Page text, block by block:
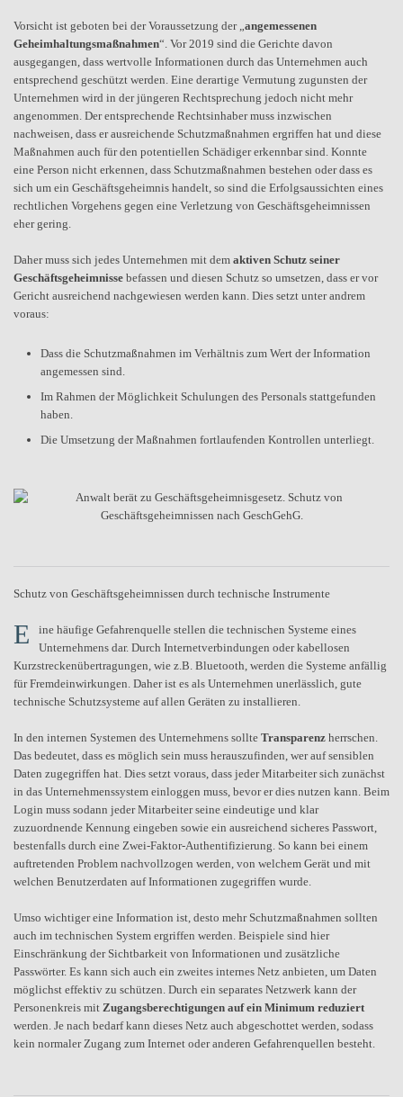
Vorsicht ist geboten bei der Voraussetzung der „ angemessenen
Geheimhaltungsmaßnahmen“. Vor 2019 sind die Gerichte davon
ausgegangen, dass wertvolle Informationen durch das Unternehmen auch
entsprechend geschützt werden. Eine derartige Vermutung zugunsten der
Unternehmen wird in der jüngeren Rechtsprechung jedoch nicht mehr
angenommen. Der entsprechende Rechtsinhaber muss inzwischen
nachweisen, dass er ausreichende Schutzmaßnahmen ergriffen hat und diese
Maßnahmen auch für den potentiellen Schädiger erkennbar sind. Konnte
eine Person nicht erkennen, dass Schutzmaßnahmen bestehen oder dass es
sich um ein Geschäftsgeheimnis handelt, so sind die Erfolgsaussichten eines
rechtlichen Vorgehens gegen eine Verletzung von Geschäftsgeheimnissen
eher gering.
Daher muss sich jedes Unternehmen mit dem aktiven Schutz seiner
Geschäftsgeheimnisse befassen und diesen Schutz so umsetzen, dass er vor
Gericht ausreichend nachgewiesen werden kann. Dies setzt unter andrem
voraus:
Dass die Schutzmaßnahmen im Verhältnis zum Wert der Information
angemessen sind.
Im Rahmen der Möglichkeit Schulungen des Personals stattgefunden
haben.
Die Umsetzung der Maßnahmen fortlaufenden Kontrollen unterliegt.
Schutz von Geschäftsgeheimnissen durch technische Instrumente
E
ine häufige Gefahrenquelle stellen die technischen Systeme eines
Unternehmens dar. Durch Internetverbindungen oder kabellosen
Kurzstreckenübertragungen, wie z.B. Bluetooth, werden die Systeme anfällig
für Fremdeinwirkungen. Daher ist es als Unternehmen unerlässlich, gute
technische Schutzsysteme auf allen Geräten zu installieren.
In den internen Systemen des Unternehmens sollte Transparenz herrschen.
Das bedeutet, dass es möglich sein muss herauszufinden, wer auf sensiblen
Daten zugegriffen hat. Dies setzt voraus, dass jeder Mitarbeiter sich zunächst
in das Unternehmenssystem einloggen muss, bevor er dies nutzen kann. Beim
Login muss sodann jeder Mitarbeiter seine eindeutige und klar
zuzuordnende Kennung eingeben sowie ein ausreichend sicheres Passwort,
bestenfalls durch eine Zwei-Faktor-Authentifizierung. So kann bei einem
auftretenden Problem nachvollzogen werden, von welchem Gerät und mit
welchen Benutzerdaten auf Informationen zugegriffen wurde.
Umso wichtiger eine Information ist, desto mehr Schutzmaßnahmen sollten
auch im technischen System ergriffen werden. Beispiele sind hier
Einschränkung der Sichtbarkeit von Informationen und zusätzliche
Passwörter. Es kann sich auch ein zweites internes Netz anbieten, um Daten
möglichst effektiv zu schützen. Durch ein separates Netzwerk kann der
Personenkreis mit Zugangsberechtigungen auf ein Minimum reduziert
werden. Je nach bedarf kann dieses Netz auch abgeschottet werden, sodass
kein normaler Zugang zum Internet oder anderen Gefahrenquellen besteht.